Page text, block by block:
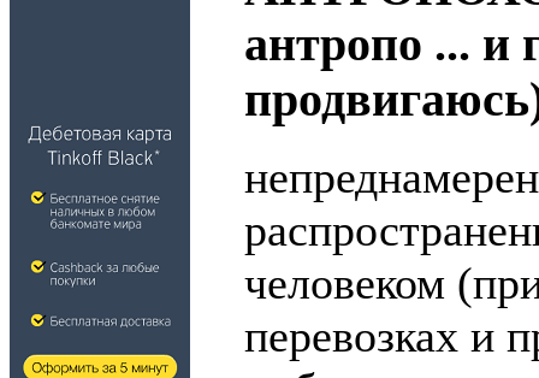
антропо ... и
человеком
перевозках и